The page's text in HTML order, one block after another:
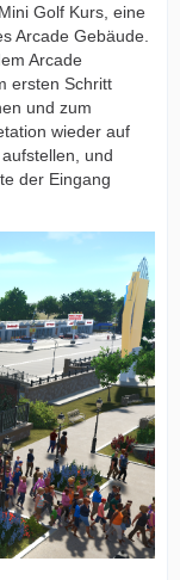
Golf Kurs, eine
Arcade Gebäude.
Arcade
ersten Schritt
und zum
wieder auf
und
der Eingang